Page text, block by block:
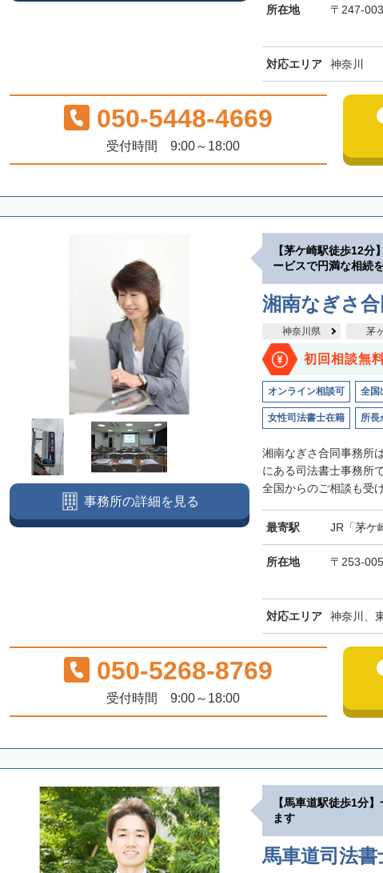
所在地 〒247-
対応エリア 神奈川
050-5448-4669
受付時間 9:00～18:00
【茅ケ崎駅徒歩12
ービスで円満な相続
湘南なぎさ
神奈川県 茅
初回相談無
オンライン相談可 全国
女性司法書士在籍 所長
湘南なぎさ合同事務所
にある司法書士事務所
全国からのご相談も受
最寄駅 JR「茅ケ
所在地 〒253-
対応エリア 神奈川、
事務所の詳細を見る
050-5268-8769
受付時間 9:00～18:00
【馬車道駅徒歩1分
ます
馬車道司法書